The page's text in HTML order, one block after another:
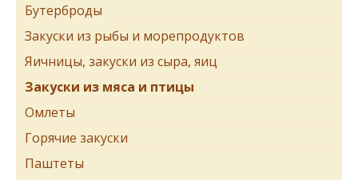
Бутерброды
Закуски из рыбы и морепродуктов
Яичницы, закуски из сыра, яиц
Закуски из мяса и птицы
Омлеты
Горячие закуски
Паштеты